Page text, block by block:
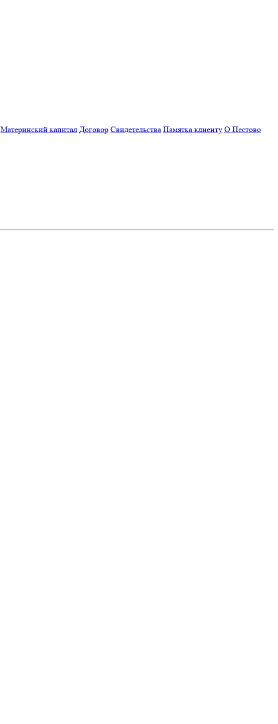
Материнский капитал Договор Свидетельства Памятка клиенту О Пестово